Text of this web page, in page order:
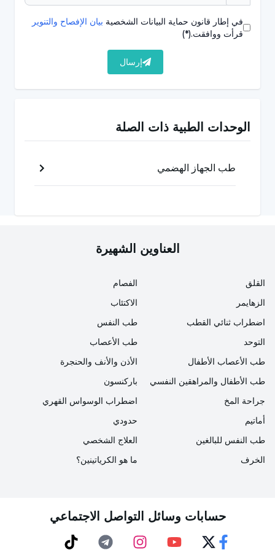
كيف يتم تشخيص سرطان المستقيم؟
سرطان المستقيم عن طريق اختبارات
المستخدمة لتأكيد التشخيص هي كالتالي:
تنظير القولون:وهو إجراء تصويري يسمح بفحص المستقيم
عن طريق الدخول إلى منطقة الشرج بجهاز طبي مزود
صغيرة من المنطقة المعنية وفحصها.
من أجل التشخيص المبكر لسرطان المست
إلى أقرب مؤسسة صحية واستشارة الطبيب المختص فور
ظهور الأعراض.
علاج سرطان المستقيم
يعتمد علاج سرطان المستقيم على مرحلة المرض ومدى
تطوره. في تخطيط العلاج الذي يتم إجراؤه من قبل
المتخصصين؛ حيث يعتبر عمر المريض وحالته الصحية العامة
تشمل الطرق المستخدمة في العلاج التدخل الجراحي
في إطار قانون حماية البيانات الشخصية بيان الإفصاح والتنوير
قرأت ووافقت.(*)
إرسال
الوحدات الطبية ذات الصلة
طب الجهاز الهضمي
العناوين الشهيرة
القلق
الزهايمر
اضطراب ثنائي القطب
التوحد
طب الأعصاب الأطفال
الفصام
الاكتئاب
طب النفس
طب الأعصاب
الأذن والأنف والحنجرة
طب الأطفال والمراهقين النفسي
جراحة المخ
أماتيم
طب النفس للبالغين
الخرف
باركنسون
اضطراب الوسواس القهري
حدودي
العلاج الشخصي
ما هو الكرياتينين؟
حسابات وسائل التواصل الاجتماعي